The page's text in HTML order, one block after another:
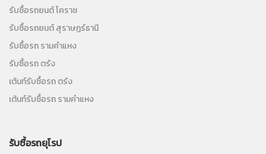
รับซื้อรถยนต์ โคราช
รับซื้อรถยนต์ สุราษฎร์ธานี
รับซื้อรถ รามคำแหง
รับซื้อรถ ตรัง
เต้นท์รับซื้อรถ ตรัง
เต้นท์รับซื้อรถ รามคำแหง
รับซื้อรถยุโรป